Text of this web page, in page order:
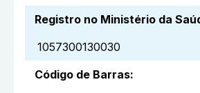
Registro no Ministério da
1057300130030
Código de Barras: